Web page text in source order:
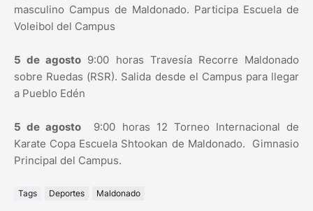
masculino Campus de Maldonado. Participa Escuela de
Voleibol del Campus
5 de agosto 9:00 horas Travesía Recorre Maldonado
sobre Ruedas (RSR). Salida desde el Campus para llegar
a Pueblo Edén
5 de agosto 9:00 horas 12 Torneo Internacional de
Karate Copa Escuela Shtookan de Maldonado. Gimnasio
Principal del Campus.
Tags Deportes Maldonado